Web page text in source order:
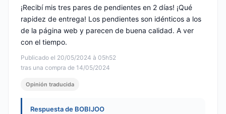
Publicado el 20/05/2024 à 05h52
tras una compra de 14/05/2024
¡Recibí mis tres pares de pendientes en 2 días! ¡Qué
rapidez de entrega! Los pendientes son idénticos a los
de la página web y parecen de buena calidad. A ver
con el tiempo.
Opinión traducida
Respuesta de BOBIJOO